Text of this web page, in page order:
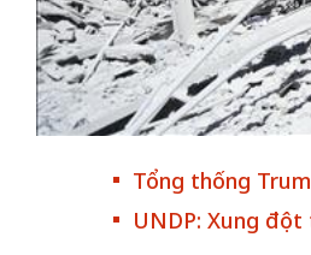
Tổng thống
UNDP: Xung
Hà Nội vững bước
không gian phát